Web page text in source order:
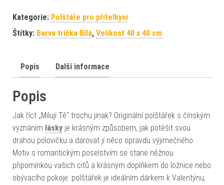
Kategorie: Polštáře pro přítelkyni
Štítky: Barva trička Bílá, Velikost 40 x 40 cm
Popis Další informace
Popis
Jak říct „Miluji Tě“ trochu jinak? Originální polštářek s čínským
vyznáním lásky je krásným způsobem, jak potěšit svou
drahou polovičku a darovat jí něco opravdu výjimečného.
Motiv s romantickým poselstvím se stane něžnou
připomínkou vašich citů a krásným doplňkem do ložnice nebo
obývacího pokoje. polštářek je ideálním dárkem k Valentýnu,